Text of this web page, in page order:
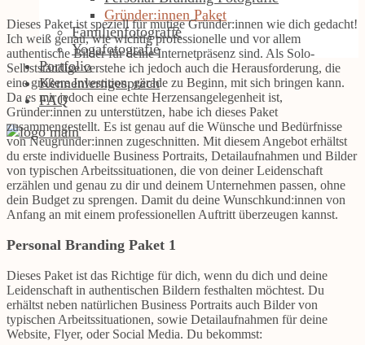
Gründer:innen Paket
Familienfotografie
Yogafotografie
Portfolio
Kennenlerngespräch
FAQ
Dieses Paket ist speziell für mutige Gründer:innen wie dich gedacht!
Ich weiß genau, wie wichtig professionelle und vor allem
authentische Bilder für deine Internetpräsenz sind. Als Solo-
Selbstständige verstehe ich jedoch auch die Herausforderung, die
eine größere Investition, gerade zu Beginn, mit sich bringen kann.
Da es mir jedoch eine echte Herzensangelegenheit ist,
Gründer:innen zu unterstützen, habe ich dieses Paket
zusammengestellt. Es ist genau auf die Wünsche und Bedürfnisse
von Neugründer:innen zugeschnitten. Mit diesem Angebot erhältst
du erste individuelle Business Portraits, Detailaufnahmen und Bilder
von typischen Arbeitssituationen, die von deiner Leidenschaft
erzählen und genau zu dir und deinem Unternehmen passen, ohne
dein Budget zu sprengen. Damit du deine Wunschkund:innen von
Anfang an mit einem professionellen Auftritt überzeugen kannst.
Personal Branding Paket 1
Dieses Paket ist das Richtige für dich, wenn du dich und deine
Leidenschaft in authentischen Bildern festhalten möchtest. Du
erhältst neben natürlichen Business Portraits auch Bilder von
typischen Arbeitssituationen, sowie Detailaufnahmen für deine
Website, Flyer, oder Social Media. Du bekommst: